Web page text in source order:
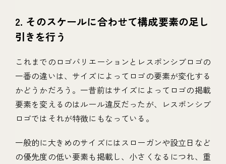
2. そのスケールに合わせて構成要素の足し
引きを行う
これまでのロゴバリエーションとレスポンシブロゴの
一番の違いは、サイズによってロゴの要素が変化する
かどうかだろう。一昔前はサイズによってロゴの掲載
要素を変えるのはルール違反だったが、レスポンシブ
ロゴではそれが特徴にもなっている。
一般的に大きめのサイズにはスローガンや設立日など
の優先度の低い要素も掲載し、小さくなるにつれ、重